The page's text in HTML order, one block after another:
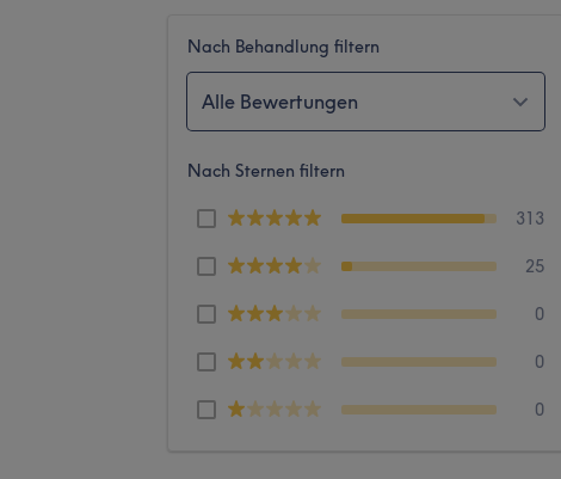
Nach Behandlung filtern
Alle Bewertungen
Nach Sternen filtern
313
25
0
0
0